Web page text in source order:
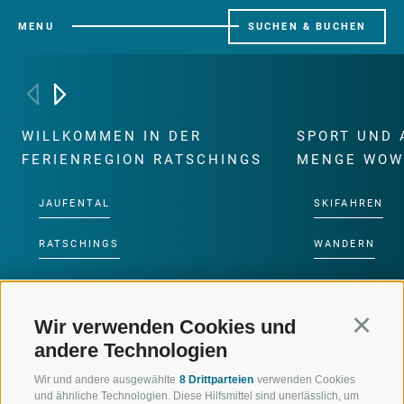
Wir verwenden Cookies und
andere Technologien
Wir und andere ausgewählte 8 Drittparteien verwenden Cookies
und ähnliche Technologien. Diese Hilfsmittel sind unerlässlich, um
MENU SUCHEN & BUCHEN
WILLKOMMEN IN DER
FERIENREGION RATSCHINGS
JAUFENTAL
RATSCHINGS
RIDNAUNTAL
BERGBAHNEN
SKISCHULE RATSCHINGS
SPORT UND
MENGE
SKIFAHREN
WANDERN
HOCHALPINE